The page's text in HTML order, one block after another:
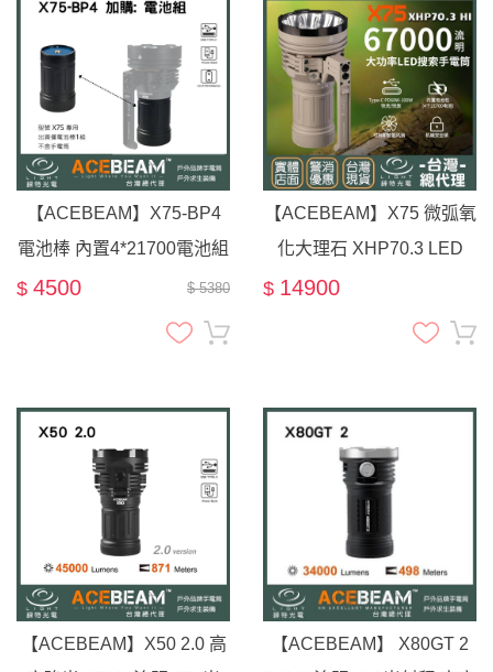
【ACEBEAM】X75-BP4
電池棒 內置4*21700電池組
$ 5380
$ 4500
【ACEBEAM】X75 微弧氧
化大理石 XHP70.3 LED
67000流明 1306米遠射程
高亮強光手電筒
$ 14900
【ACEBEAM】X50 2.0 高
【ACEBEAM】 X80GT 2